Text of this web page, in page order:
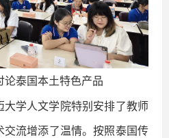
论泰国本土特色产品
大学人文学院特别安排了教师
流增添了温情。按照泰国传